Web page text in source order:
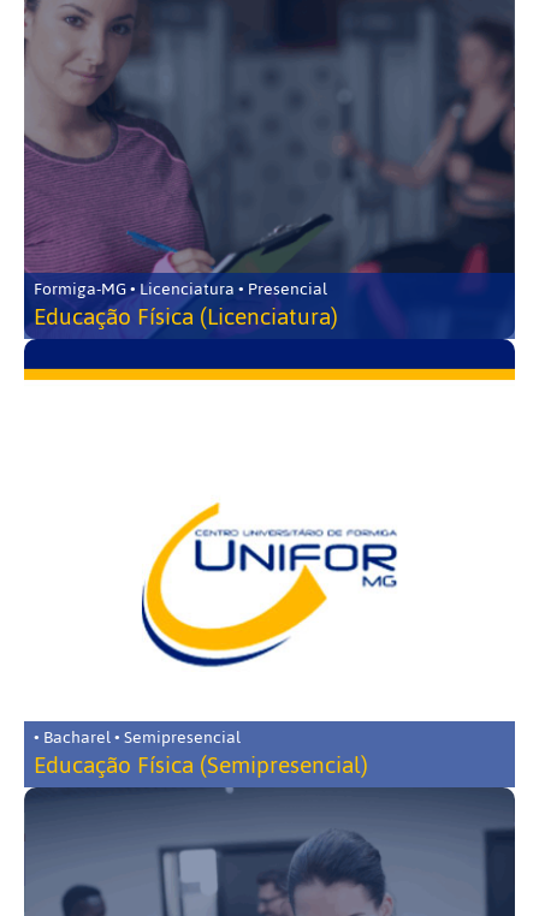
Formiga-MG • Licenciatura • Presencial
Educação Física (Licenciatura)
• Bacharel • Semipresencial
Educação Física (Semipresencial)